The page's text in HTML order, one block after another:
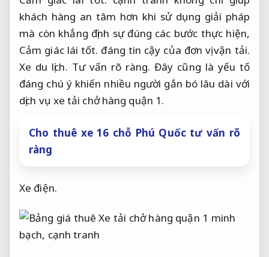
khách hàng an tâm hơn khi sử dụng giải pháp
mà còn khẳng định sự đúng các bước thực hiện,
Cảm giác lái tốt. đáng tin cậy của đơn vị vận tải.
Xe du lịch. Tư vấn rõ ràng. Đây cũng là yếu tố
đáng chú ý khiến nhiều người gắn bó lâu dài với
dịch vụ xe tải chở hàng quận 1.
Cho thuê xe 16 chỗ Phú Quốc tư vấn rõ
ràng
Xe điện.